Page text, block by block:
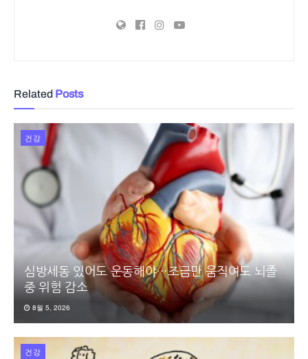
Related Posts
건강
심방세동 있어도 운동해야…조금만 움직여도 뇌졸
중 위험 감소
8월 5, 2026
건강